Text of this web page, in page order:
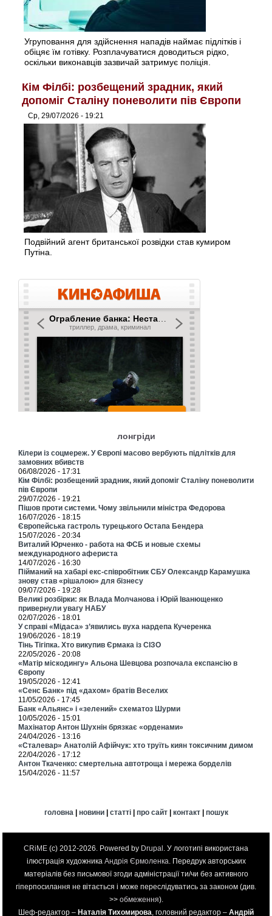
Угруповання для здійснення нападів наймає підлітків і
обіцяє їм готівку. Розплачуватися доводиться рідко,
оскільки виконавців зазвичай затримує поліція.
Кім Філбі: розбещений зрадник, який
допоміг Сталіну поневолити пів Європи
Ср, 29/07/2026 - 19:21
Подвійний агент британської розвідки став кумиром
Путіна.
лонгріди
Кілери із соцмереж. У Європі масово вербують підлітків для
замовних вбивств
06/08/2026 - 17:31
Кім Філбі: розбещений зрадник, який допоміг Сталіну поневолити
пів Європи
29/07/2026 - 19:21
Пішов проти системи. Чому звільнили міністра Федорова
16/07/2026 - 18:15
Європейська гастроль турецького Остапа Бендера
15/07/2026 - 20:34
Виталий Юрченко - работа на ФСБ и новые схемы
международного афериста
14/07/2026 - 16:30
Пійманий на хабарі екс-співробітник СБУ Олександр Карамушка
знову став «рішалою» для бізнесу
09/07/2026 - 19:28
Великі розбірки: як Влада Молчанова і Юрій Іванющенко
привернули увагу НАБУ
02/07/2026 - 18:01
У справі «Мідаса» з’явились вуха нардепа Кучеренка
19/06/2026 - 18:19
Тінь Тігіпка. Хто викупив Єрмака із СІЗО
22/05/2026 - 20:08
«Матір міскодингу» Альона Шевцова розпочала експансію в
Європу
19/05/2026 - 12:41
«Сенс Банк» під «дахом» братів Веселих
11/05/2026 - 17:45
Банк «Альянс» і «зелений» схематоз Шурми
10/05/2026 - 15:01
Махінатор Антон Шухнін брязкає «орденами»
24/04/2026 - 13:16
«Сталевар» Анатолій Афійчук: хто труїть киян токсичним димом
22/04/2026 - 17:12
Антон Ткаченко: смертельна автотроща і мережа борделів
15/04/2026 - 11:57
головна | новини| статті| про сайт| контакт| пошук
CRiME (c) 2012-2026. Powered by Drupal . У логотипі використана
ілюстрація художника Андрія Єрмоленка . Передрук авторських
матеріалів без письмової згоди адміністрації ти/чи без активного
гіперпосилання не вітається і може переслідуватись за законом (див.
>> обмеження).
Шеф-редактор – Наталія Тихомирова , головний редактор – Андрій